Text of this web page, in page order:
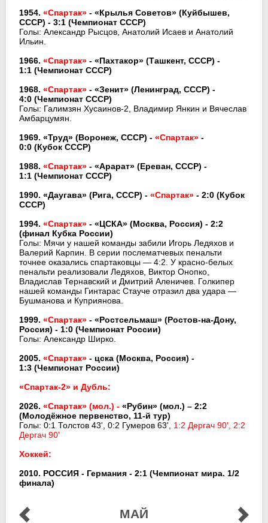
1954. «Спартак» - «Крылья Советов» (Куйбышев,
СССР) - 3:1 (Чемпионат СССР)
Голы: Александр Рысцов, Анатолий Исаев и Анатолий
Ильин.
1966. «Спартак» - «Пахтакор» (Ташкент, СССР) -
1:1 (Чемпионат СССР)
1968. «Спартак» - «Зенит» (Ленинград, СССР) -
4:0 (Чемпионат СССР)
Голы: Галимзян Хусаинов-2, Владимир Янкин и Вячеслав
Амбарцумян.
1969. «Труд» (Воронеж, СССР) - «Спартак» -
0:0 (Кубок СССР)
1988. «Спартак» - «Арарат» (Ереван, СССР) -
1:1 (Чемпионат СССР)
1990. «Даугава» (Рига, СССР) - «Спартак» - 2:0 (Кубок
СССР)
1994. «Спартак» - «ЦСКА» (Москва, Россия) - 2:2
(финал Кубка России)
Голы: Мячи у нашей команды забили Игорь Ледяхов и
Валерий Карпин. В серии послематчевых пенальти
точнее оказались спартаковцы — 4:2. У красно-белых
пенальти реализовали Ледяхов, Виктор Онопко,
Владислав Тернавский и Дмитрий Аленичев. Голкипер
нашей команды Гинтарас Стауче отразил два удара —
Бушманова и Куприянова.
1999. «Спартак» - «Ростсельмаш» (Ростов-на-Дону,
Россия) - 1:0 (Чемпионат России)
Голы: Александр Ширко.
2005. «Спартак» - цска (Москва, Россия) -
1:3 (Чемпионат России)
«Спартак-2» и Дубль:
2026. «Спартак» (мол.) - «Рубин» (мол.) – 2:2
(Молодёжное первенство, 11-й тур)
Голы: 0:1 Толстов 43', 0:2 Гумеров 63', 1:2 Дергач 90', 2:2
Дергач 90'
Хоккей:
2010. РОССИЯ - Германия - 2:1 (Чемпионат мира. 1/2
финала)
МАЙ